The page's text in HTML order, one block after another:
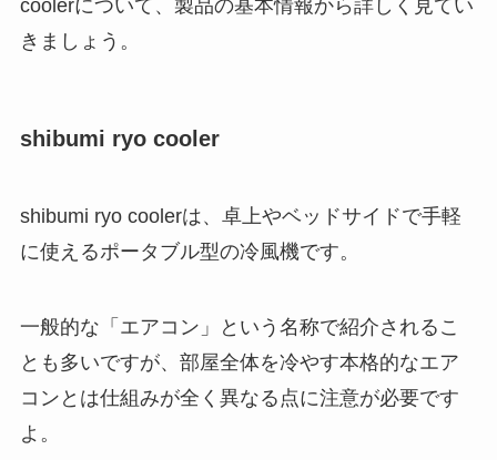
coolerについて、製品の基本情報から詳しく見てい
きましょう。
shibumi ryo cooler
shibumi ryo coolerは、卓上やベッドサイドで手軽
に使えるポータブル型の冷風機です。
一般的な「エアコン」という名称で紹介されるこ
とも多いですが、部屋全体を冷やす本格的なエア
コンとは仕組みが全く異なる点に注意が必要です
よ。